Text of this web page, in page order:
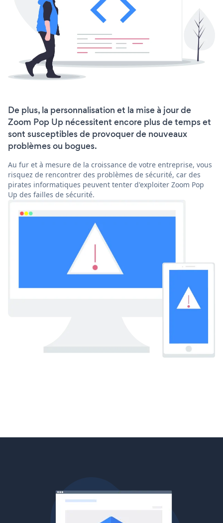
De plus, la personnalisation et la mise à jour de
Zoom Pop Up nécessitent encore plus de temps et
sont susceptibles de provoquer de nouveaux
problèmes ou bogues.
Au fur et à mesure de la croissance de votre entreprise, vous
risquez de rencontrer des problèmes de sécurité, car des
pirates informatiques peuvent tenter d'exploiter Zoom Pop
Up des failles de sécurité.